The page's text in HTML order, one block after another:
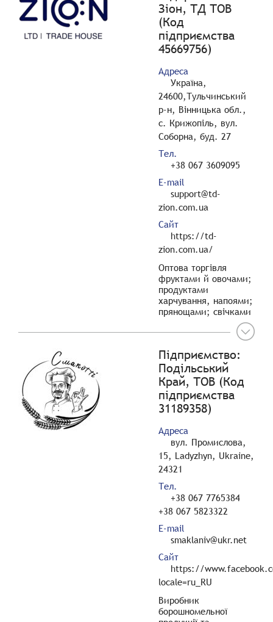
Зіон, ТД ТОВ
(Код
підприємства
45669756)
Адреса
Україна,
24600,Тульчинський
р-н, Вінницька обл.,
с. Крижопіль, вул.
Соборна, буд. 27
Тел.
+38 067 3609095
E-mail
support@td-
zion.com.ua
Сайт
https://td-
zion.com.ua/
Оптова торгівля
фруктами й овочами;
продуктами
харчування, напоями;
прянощами; свічками
Підприємство:
Подільський
Край, ТОВ (Код
підприємства
31189358)
Адреса
вул. Промислова,
15, Ladyzhyn, Ukraine,
24321
Тел.
+38 067 7765384
+38 067 5823322
E-mail
smaklaniv@ukr.net
Сайт
https://
locale=ru_RU
Виробник
борошномельної